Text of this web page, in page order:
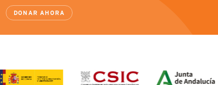
DONAR AHORA